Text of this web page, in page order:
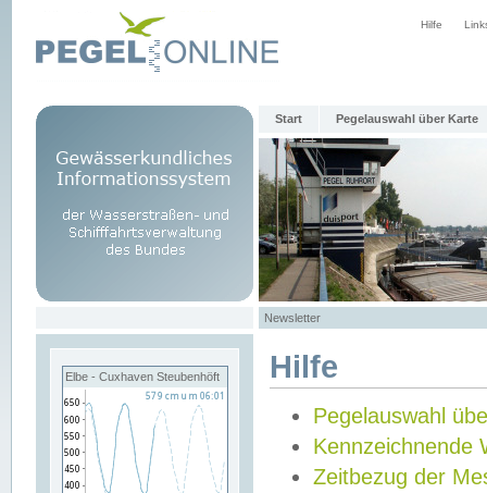
Hilfe
Start Pegelauswahl über Karte
Newsletter
Elbe - Cuxhaven Steubenhöft Hilfe
Pegelauswahl
Kennzeichnende
Zeitbezug der